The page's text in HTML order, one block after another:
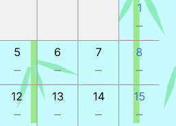
1
－
5
－
6
－
7
－
8
－
12
－
13
－
14
－
15
－